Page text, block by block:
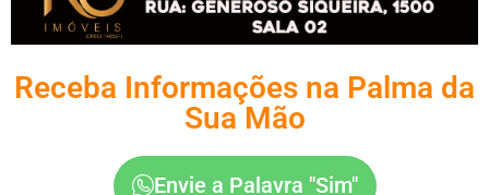
Receba Informações na Palma da
Sua Mão
Envie a Palavra "Sim"